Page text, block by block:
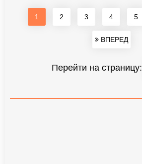
1 2 3 4 5
ВПЕРЕД
Перейти на страницу: